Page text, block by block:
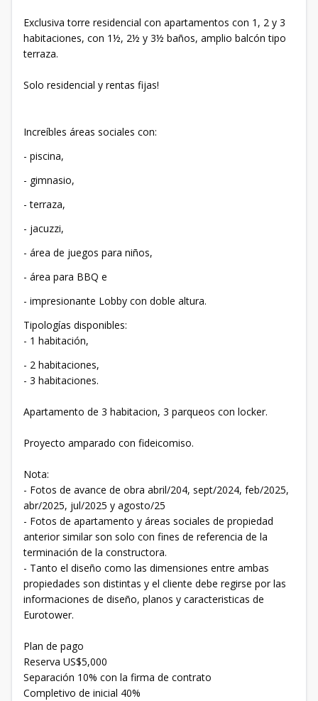
Exclusiva torre residencial con apartamentos con 1, 2 y 3
habitaciones, con 1½, 2½ y 3½ baños, amplio balcón tipo
terraza.
Solo residencial y rentas fijas!
Increíbles áreas sociales con:
- piscina,
- gimnasio,
- terraza,
- jacuzzi,
- área de juegos para niños,
- área para BBQ e
- impresionante Lobby con doble altura.
Tipologías disponibles:
- 1 habitación,
- 2 habitaciones,
- 3 habitaciones.
Apartamento de 3 habitacion, 3 parqueos con locker.
Proyecto amparado con fideicomiso.
Nota:
- Fotos de avance de obra abril/204, sept/2024, feb/2025,
abr/2025, jul/2025 y agosto/25
- Fotos de apartamento y áreas sociales de propiedad
anterior similar son solo con fines de referencia de la
terminación de la constructora.
- Tanto el diseño como las dimensiones entre ambas
propiedades son distintas y el cliente debe regirse por las
informaciones de diseño, planos y caracteristicas de
Eurotower.
Plan de pago
Reserva US$5,000
Separación 10% con la firma de contrato
Completivo de inicial 40%